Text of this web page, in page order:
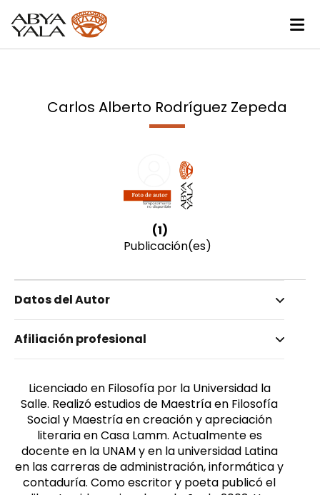
Carlos Alberto Rodríguez Zepeda
(1)
Publicación(es)
Datos del Autor
Rodríguez Zepeda, Carlos Alberto
Masculino
Afiliación profesional
Licenciado en Filosofía por la Universidad la
Salle. Realizó estudios de Maestría en Filosofía
Social y Maestría en creación y apreciación
literaria en Casa Lamm. Actualmente es
docente en la UNAM y en la universidad Latina
en las carreras de administración, informática y
contaduría. Como escritor y poeta publicó el